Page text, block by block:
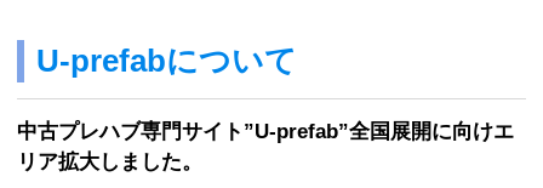
U-prefabについて
中古プレハブ専門サイト”U-prefab”全国展開に向けエ
リア拡大しました。